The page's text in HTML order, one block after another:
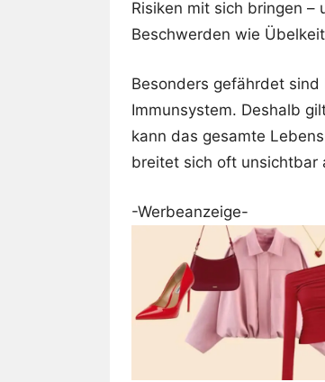
Risiken mit sich bringen
Beschwerden wie
Besonders gefährdet
Immunsystem. Deshalb
kann das gesamte
breitet sich oft unsichtbar
-Werbeanzeige-